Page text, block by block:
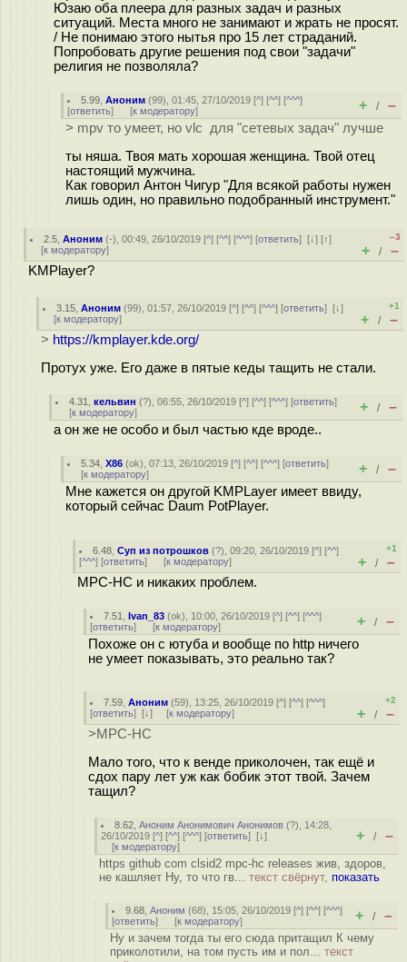
Юзаю оба плеера для разных задач и разных
ситуаций. Места много не занимают и жрать не просят.
/ Не понимаю этого нытья про 15 лет страданий.
Попробовать другие решения под свои "задачи"
религия не позволяла?
5.99 ,Аноним (99), 01:45, 27/10/2019 [^] [^^] [^^^]
[ответить] [к модератору] + / –
> mpv то умеет, но vlc для "сетевых задач" лучше
ты няша. Твоя мать хорошая женщина. Твой отец
настоящий мужчина.
Как говорил Антон Чигур "Для всякой работы нужен
лишь один, но правильно подобранный инструмент."
2.5 ,Аноним (-), 00:49, 26/10/2019 [^] [^^] [^^^] [ответить][↓] [↑]
[к модератору]
–3
+ / –
KMPlayer?
3.15 ,Аноним (99), 01:57, 26/10/2019 [^] [^^] [^^^] [ответить][↓]
[к модератору]
+1
+ / –
> https://kmplayer.kde.org/
Протух уже. Его даже в пятые кеды тащить не стали.
4.31 ,кельвин (?), 06:55, 26/10/2019 [^] [^^] [^^^] [ответить]
[к модератору] + / –
а он же не особо и был частью кде вроде..
5.34 ,X86 (ok), 07:13, 26/10/2019 [^] [^^] [^^^] [ответить]
[к модератору] + / –
Мне кажется он другой KMPLayer имеет ввиду,
который сейчас Daum PotPlayer.
6.48 ,Суп из потрошков (?), 09:20, 26/10/2019 [^] [^^]
[^^^] [ответить] [к модератору]
+1
+ / –
MPC-HC и никаких проблем.
7.51 ,Ivan_83 (ok), 10:00, 26/10/2019 [^] [^^] [^^^]
[ответить] [к модератору] + / –
Похоже он с ютуба и вообще по http ничего
не умеет показывать, это реально так?
7.59 ,Аноним (59), 13:25, 26/10/2019 [^] [^^] [^^^]
[ответить] [↓] [к модератору]
+2
+ / –
>MPC-HC
Мало того, что к венде приколочен, так ещё и
сдох пару лет уж как бобик этот твой. Зачем
тащил?
8.62 ,Аноним Анонимович Анонимов (?), 14:28,
26/10/2019 [^] [^^] [^^^] [ответить] [↓]
[к модератору]
+ / –
https github com clsid2 mpc-hc releases жив, здоров,
не кашляет Ну, то что гв... текст свёрнут, показать
9.68 ,Аноним (68), 15:05, 26/10/2019 [^] [^^] [^^^]
[ответить] [к модератору] + / –
Ну и зачем тогда ты его сюда притащил К чему
приколотили, на том пусть им и пол... текст